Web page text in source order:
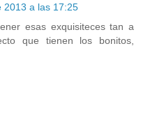
2013 a las 17:25
esas exquisiteces tan a
que tienen los bonitos,